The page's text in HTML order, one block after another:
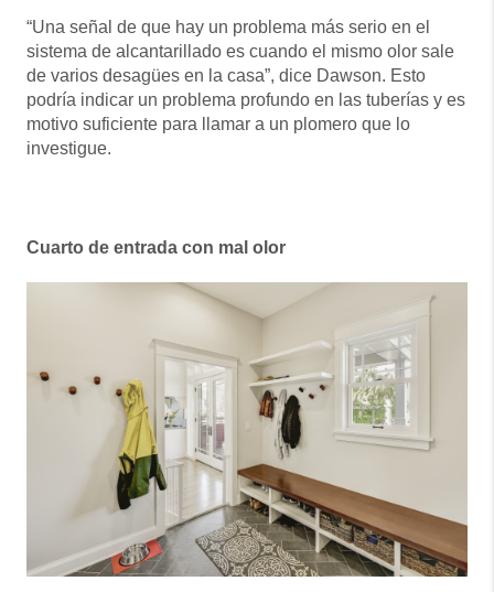
“Una señal de que hay un problema más serio en el
sistema de alcantarillado es cuando el mismo olor sale
de varios desagües en la casa”, dice Dawson. Esto
podría indicar un problema profundo en las tuberías y es
motivo suficiente para llamar a un plomero que lo
investigue.
Cuarto de entrada con mal olor